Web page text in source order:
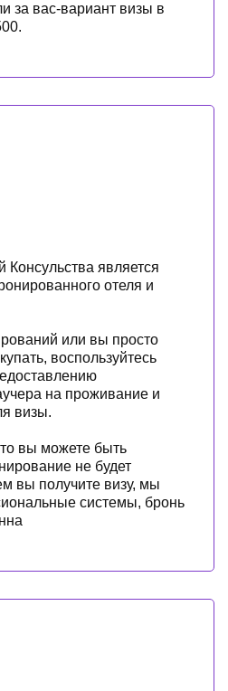
за вас-вариант визы в
является
отеля и
или вы просто
воспользуйтесь
на проживание и
визы.
вы можете быть
не будет
вы получите визу, мы
системы, бронь